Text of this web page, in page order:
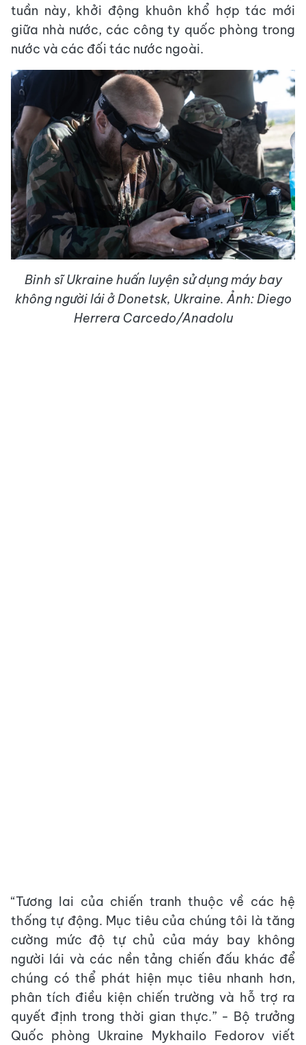
tuần này, khởi động khuôn khổ hợp tác mới
giữa nhà nước, các công ty quốc phòng trong
nước và các đối tác nước ngoài.
Binh sĩ Ukraine huấn luyện sử dụng máy bay
không người lái ở Donetsk, Ukraine. Ảnh: Diego
Herrera Carcedo/Anadolu
“Tương lai của chiến tranh thuộc về các hệ
thống tự động. Mục tiêu của chúng tôi là tăng
cường mức độ tự chủ của máy bay không
người lái và các nền tảng chiến đấu khác để
chúng có thể phát hiện mục tiêu nhanh hơn,
phân tích điều kiện chiến trường và hỗ trợ ra
quyết định trong thời gian thực.” - Bộ trưởng
Quốc phòng Ukraine Mykhailo Fedorov viết